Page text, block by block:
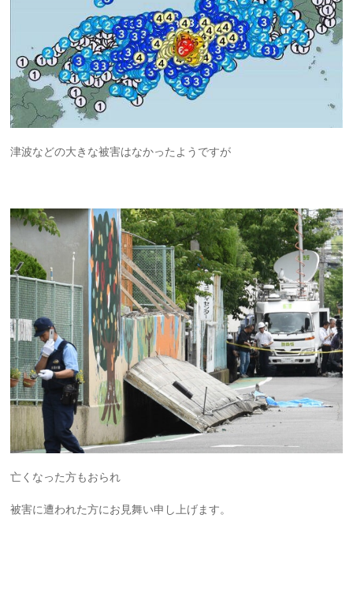
津波などの大きな被害はなかったようですが
亡くなった方もおられ
被害に遭われた方にお見舞い申し上げます。